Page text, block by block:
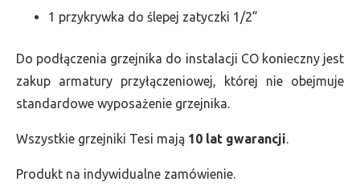
1 przykrywka do ślepej zatyczki 1/2”
Do podłączenia grzejnika do instalacji CO konieczny jest
zakup armatury przyłączeniowej, której nie obejmuje
standardowe wyposażenie grzejnika.
Wszystkie grzejniki Tesi mają 10 lat gwarancji.
Produkt na indywidualne zamówienie.